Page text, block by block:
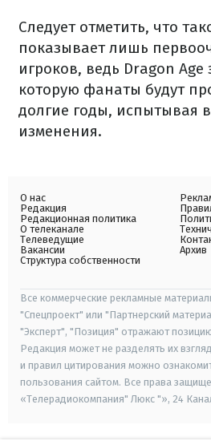
Следует отметить, что
показывает лишь
игроков, ведь Dragon Age
которую фанаты будут
долгие годы, испытывая
изменения.
О нас
Редакция
Редакционная политика
О телеканале
Телеведущие
Вакансии
Структура собственности
Архив
Все коммерческие рекламные
"Спецпроект" или "Партнерский
"Эксперт", "Позиция" отражают
Редакция может не разделять их
и правил цитирования можно
пользования сайтом. Все права
«Телерадиокомпания" Люкс "», 24